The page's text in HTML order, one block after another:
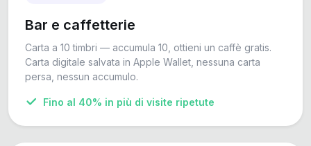
Bar e caffetterie
Carta a 10 timbri — accumula 10, ottieni un caffè gratis.
Carta digitale salvata in Apple Wallet, nessuna carta
persa, nessun accumulo.
Fino al 40% in più di visite ripetute